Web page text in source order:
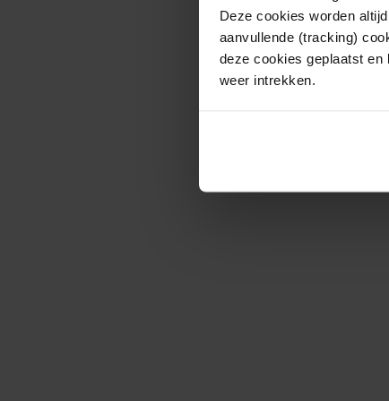
Deze cookies worden
aanvullende (tracking)
deze cookies geplaatst en
weer intrekken.